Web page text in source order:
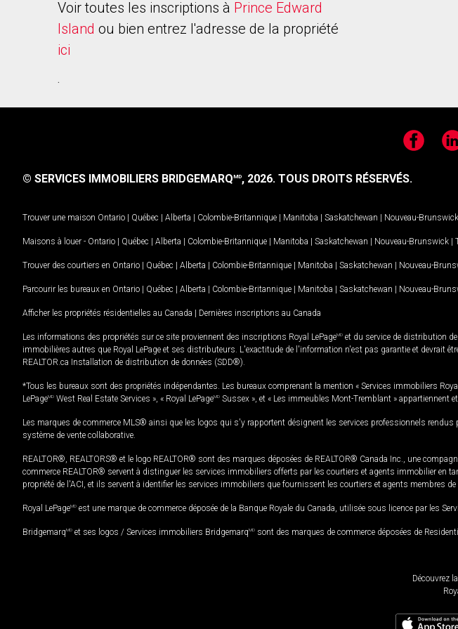
Voir toutes les inscriptions à Prince Edward
Island ou bien entrez l'adresse de la propriété
ici
.
Facebook
© SERVICES IMMOBILIERS BRIDGEMARQMD, 2026. TOUS DROITS RÉSERVÉS.
Trouver une maison Ontario | Québec | Alberta | Colombie-Britannique | Manitoba | Saskatchewan | Nouveau-Brunswick
Maisons à louer - Ontario | Québec | Alberta | Colombie-Britannique | Manitoba | Saskatchewan | Nouveau-Brunswick |
Trouver des courtiers en Ontario | Québec | Alberta | Colombie-Britannique | Manitoba | Saskatchewan | Nouveau-
Parcourir les bureaux en Ontario | Québec | Alberta | Colombie-Britannique | Manitoba | Saskatchewan | Nouveau-
Afficher les propriétés résidentielles au Canada | Dernières inscriptions au Canada
Les informations des propriétés sur ce site proviennent des inscriptions Royal LePageMD et du service de distribution
immobilières autres que Royal LePage et ses distributeurs. L'exactitude de l'information n'est pas garantie et devrait
REALTOR.ca Installation de distribution de données (SDD®).
*Tous les bureaux sont des propriétés indépendantes. Les bureaux comprenant la mention « Services immobiliers
LePageMD West Real Estate Services », « Royal LePageMD Sussex », et « Les immeubles Mont-Tremblant » appartiennent
Les marques de commerce MLS® ainsi que les logos qui s'y rapportent désignent les services professionnels
système de vente collaborative.
REALTOR®, REALTORS® et le logo REALTOR® sont des marques déposées de REALTOR® Canada Inc., une
commerce REALTOR® servent à distinguer les services immobiliers offerts par les courtiers et agents immobilier
propriété de l'ACI, et ils servent à identifier les services immobiliers que fournissent les courtiers et agents membres de
Royal LePageMD est une marque de commerce déposée de la Banque Royale du Canada, utilisée sous licence par les
BridgemarqMD et ses logos / Services immobiliers BridgemarqMD sont des marques de commerce déposées de
Découvrez